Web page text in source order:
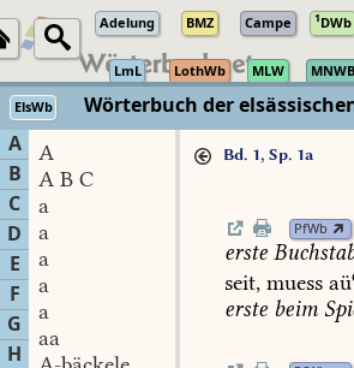
Adelung BMZ Campe 1DWb
LmL LothWb MLW MNWB
ElsWb
Wörterbuch der
A
B
C
D
E
F
G
H
A
A B C
a
a
a
a
a
aa
Bd. 1, Sp. 1a
PfWb
erste
seit, muess aü
erste beim